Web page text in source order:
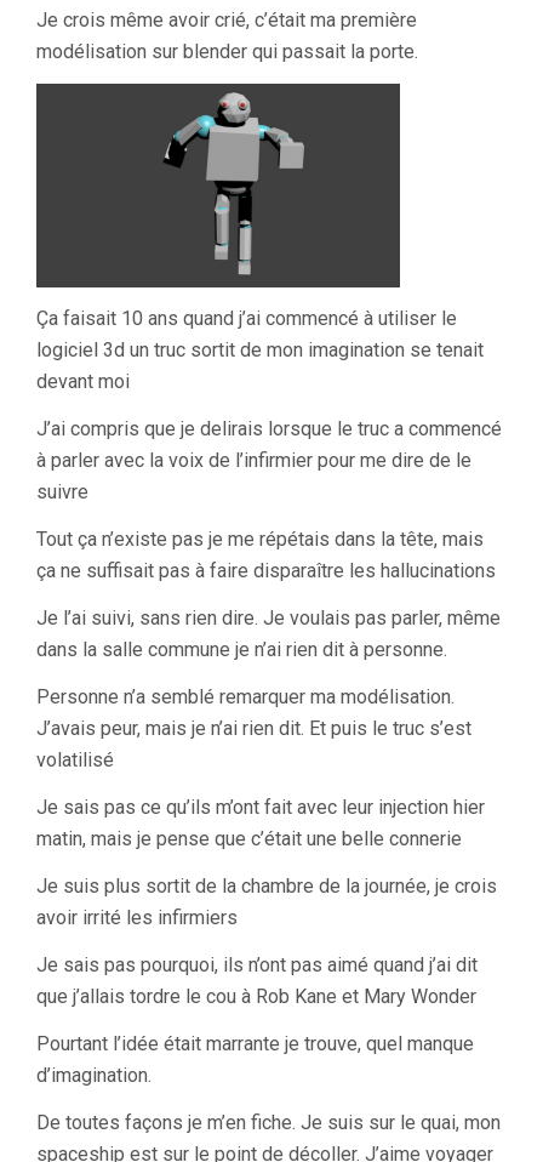
Je crois même avoir crié, c’était ma première
modélisation sur blender qui passait la porte.
Ça faisait 10 ans quand j’ai commencé à utiliser le
logiciel 3d un truc sortit de mon imagination se tenait
devant moi
J’ai compris que je delirais lorsque le truc a commencé
à parler avec la voix de l’infirmier pour me dire de le
suivre
Tout ça n’existe pas je me répétais dans la tête, mais
ça ne suffisait pas à faire disparaître les hallucinations
Je l’ai suivi, sans rien dire. Je voulais pas parler, même
dans la salle commune je n’ai rien dit à personne.
Personne n’a semblé remarquer ma modélisation.
J’avais peur, mais je n’ai rien dit. Et puis le truc s’est
volatilisé
Je sais pas ce qu’ils m’ont fait avec leur injection hier
matin, mais je pense que c’était une belle connerie
Je suis plus sortit de la chambre de la journée, je crois
avoir irrité les infirmiers
Je sais pas pourquoi, ils n’ont pas aimé quand j’ai dit
que j’allais tordre le cou à Rob Kane et Mary Wonder
Pourtant l’idée était marrante je trouve, quel manque
d’imagination.
De toutes façons je m’en fiche. Je suis sur le quai, mon
spaceship est sur le point de décoller. J’aime voyager